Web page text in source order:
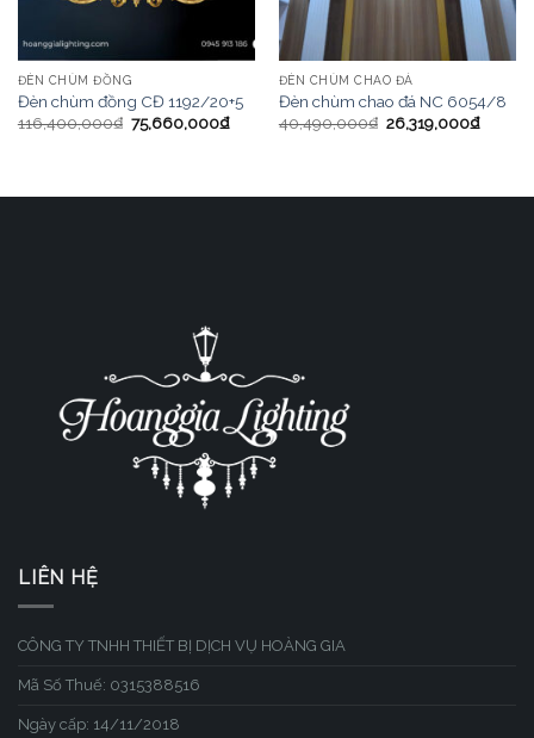
ĐÈN CHÙM ĐỒNG
Đèn chùm đồng CĐ 1192/20+5
116,400,000₫ 75,660,000₫
ĐÈN CHÙM CHAO ĐÁ
Đèn chùm chao đá NC 6054/8
40,490,000₫ 26,319,000₫
LIÊN HỆ
CÔNG TY TNHH THIẾT BỊ DỊCH VỤ HOÀNG GIA
Mã Số Thuế: 0315388516
Ngày cấp: 14/11/2018